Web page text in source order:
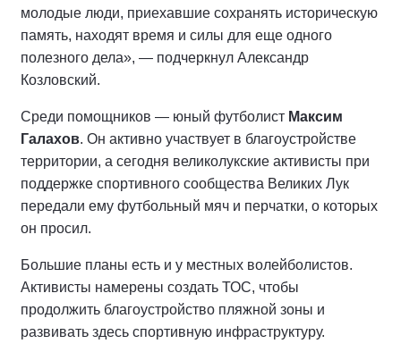
молодые люди, приехавшие сохранять историческую
память, находят время и силы для еще одного
полезного дела», — подчеркнул Александр
Козловский.
Среди помощников — юный футболист Максим
Галахов. Он активно участвует в благоустройстве
территории, а сегодня великолукские активисты при
поддержке спортивного сообщества Великих Лук
передали ему футбольный мяч и перчатки, о которых
он просил.
Большие планы есть и у местных волейболистов.
Активисты намерены создать ТОС, чтобы
продолжить благоустройство пляжной зоны и
развивать здесь спортивную инфраструктуру.